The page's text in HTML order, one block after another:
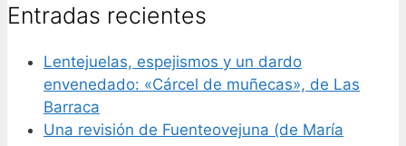
Entradas recientes
Lentejuelas, espejismos y un dardo
envenedado: «Cárcel de muñecas», de Las
Barraca
Una revisión de Fuenteovejuna (de María